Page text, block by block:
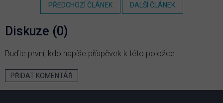
PŘEDCHOZÍ ČLÁNEK DALŠÍ ČLÁNEK
Diskuze (0)
Buďte první, kdo napíše příspěvek k této položce.
PŘIDAT KOMENTÁŘ